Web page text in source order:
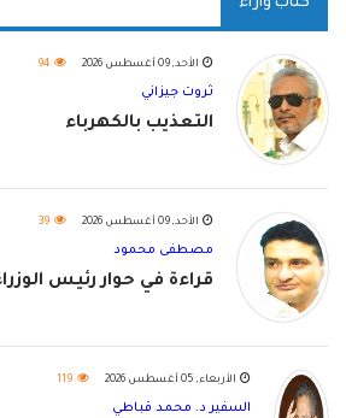
كتاب وآراء
الأحد, 09 أغسطس 2026 94
ثروت جيزاني
التعذيب بالكهرباء
الأحد, 09 أغسطس 2026 39
مصطفى محمود
قراءة في حوار رئيس
الأربعاء, 05 أغسطس 2026 119
السفير د. محمد قباطي